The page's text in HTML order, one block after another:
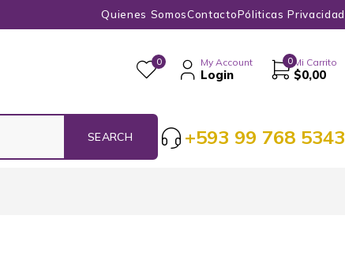
Quienes SomosContactoPóliticas Privacidad
0 My Account
Login
0 Mi Carrito
$0,00
+593 99 768 5343